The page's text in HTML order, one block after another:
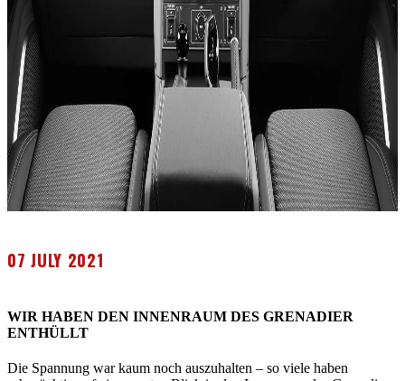
07 JULY 2021
WIR HABEN DEN INNENRAUM DES GRENADIER
ENTHÜLLT
Die Spannung war kaum noch auszuhalten – so viele haben